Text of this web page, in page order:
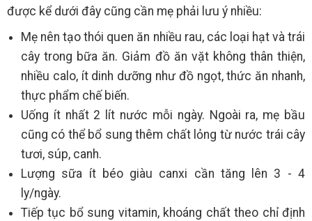
được kể dưới đây cũng cần mẹ phải lưu ý nhiều:
Mẹ nên tạo thói quen ăn nhiều rau, các loại hạt và trái
cây trong bữa ăn. Giảm đồ ăn vặt không thân thiện,
nhiều calo, ít dinh dưỡng như đồ ngọt, thức ăn nhanh,
thực phẩm chế biến.
Uống ít nhất 2 lít nước mỗi ngày. Ngoài ra, mẹ bầu
cũng có thể bổ sung thêm chất lỏng từ nước trái cây
tươi, súp, canh.
Lượng sữa ít béo giàu canxi cần tăng lên 3 - 4
ly/ngày.
Tiếp tục bổ sung vitamin, khoáng chất theo chỉ định